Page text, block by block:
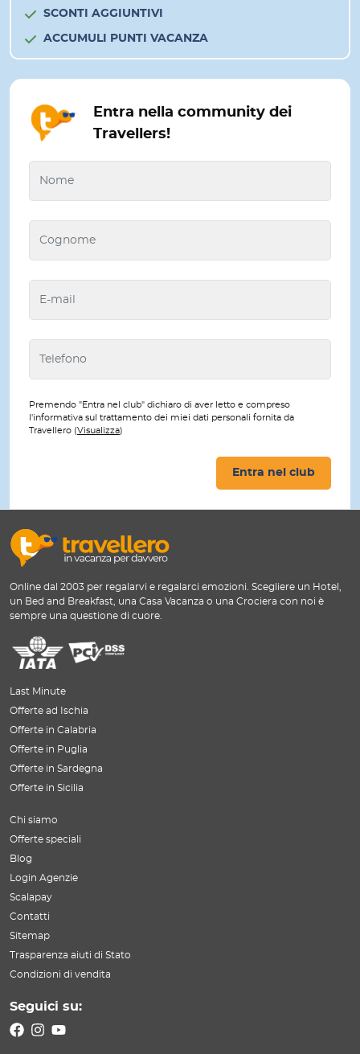
SCONTI AGGIUNTIVI
ACCUMULI PUNTI VACANZA
Entra nella community dei
Travellers!
Premendo "Entra nel club" dichiaro di aver letto e compreso
l'informativa sul trattamento dei miei dati personali fornita da
Travellero (Visualizza)
Entra nel club
Online dal 2003 per regalarvi e regalarci emozioni. Scegliere un Hotel,
un Bed and Breakfast, una Casa Vacanza o una Crociera con noi è
sempre una questione di cuore.
Last Minute
Offerte ad Ischia
Offerte in Calabria
Offerte in Puglia
Offerte in Sardegna
Offerte in Sicilia
Chi siamo
Offerte speciali
Blog
Login Agenzie
Scalapay
Contatti
Sitemap
Trasparenza aiuti di Stato
Condizioni di vendita
Seguici su: